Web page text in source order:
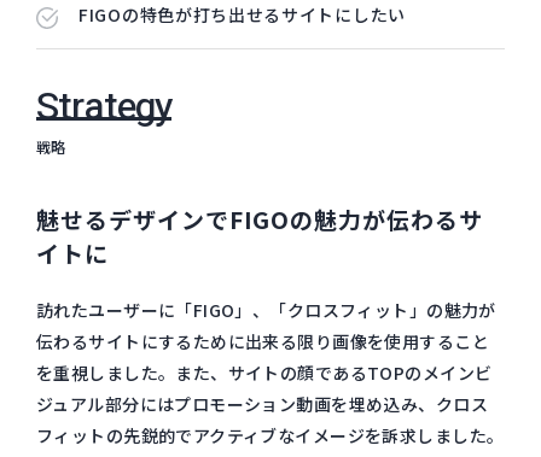
FIGOの特色が打ち出せるサイトにしたい
Strategy
戦略
魅せるデザインでFIGOの魅力が伝わるサ
イトに
訪れたユーザーに「FIGO」、「クロスフィット」の魅力が
伝わるサイトにするために出来る限り画像を使用すること
を重視しました。また、サイトの顔であるTOPのメインビ
ジュアル部分にはプロモーション動画を埋め込み、クロス
フィットの先鋭的でアクティブなイメージを訴求しました。